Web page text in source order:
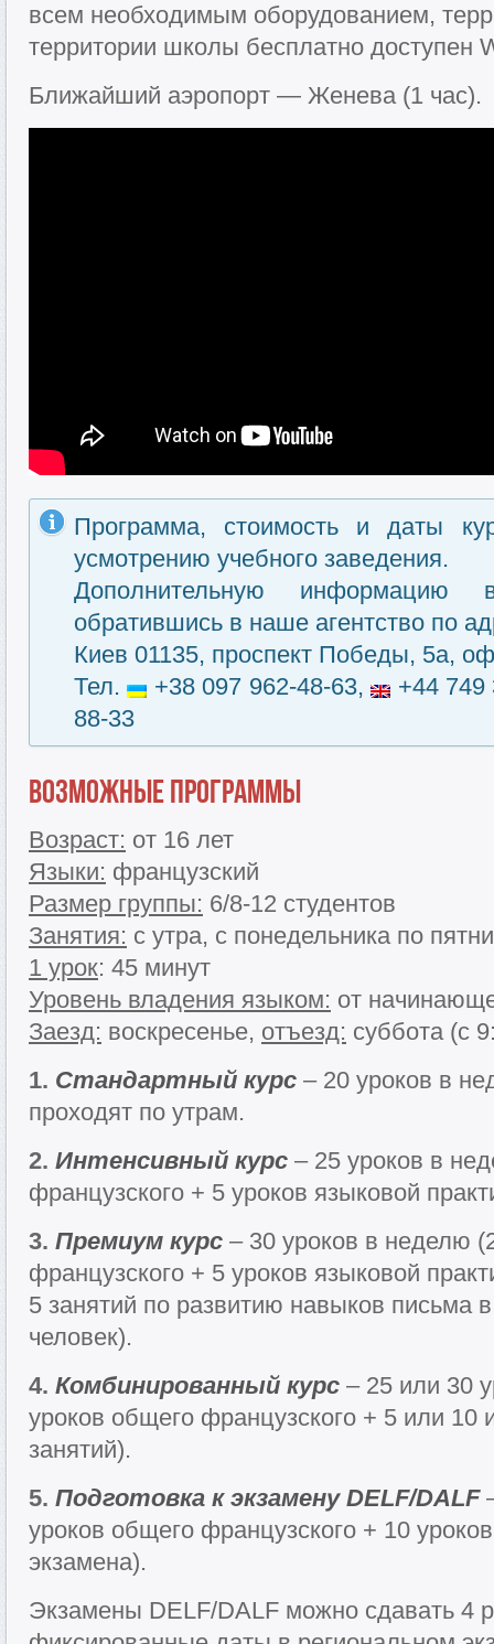
всем необходимым оборудованием,
территории школы бесплатно доступен
Ближайший аэропорт — Женева (1 час).
Программа, стоимость и даты
усмотрению учебного заведения.
Дополнительную информацию
обратившись в наше агентство по
Киев 01135, проспект Победы, 5а,
Тел.
+38 097 962-48-63,
+44
88-33
Возможные программы
Возраст: от 16 лет
Языки: французский
Размер группы: 6/8-12 студентов
Занятия: с утра, с понедельника по
1 урок: 45 минут
Уровень владения языком: от
Заезд: воскресенье, отъезд: суббота (с
1. Стандартный курс – 20 уроков в
проходят по утрам.
2. Интенсивный курс – 25 уроков в
французского + 5 уроков языковой
3. Премиум курс – 30 уроков в неделю
французского + 5 уроков языковой
5 занятий по развитию навыков письма
человек).
4. Комбинированный курс – 25 или 30
уроков общего французского + 5 или 10
занятий).
5. Подготовка к экзамену DELF/DALF
уроков общего французского + 10
экзамена).
Экзамены DELF/DALF можно сдавать 4